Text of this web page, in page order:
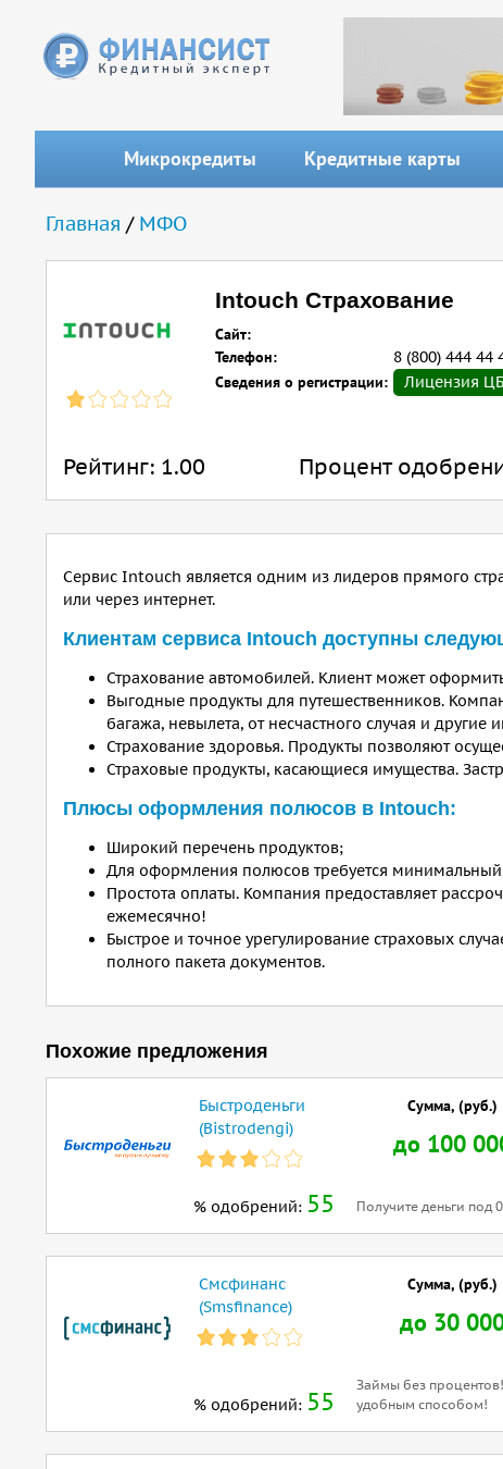
Микрокредиты Кредитные карты
Вы здесь
Главная / МФО
Intouch Страхование
Сайт:
Телефон:
8 (800) 444 44
Сведения о регистрации:
Лицензия
Рейтинг: 1.00 Процент
Сервис Intouch является одним из лидеров прямого
или через интернет.
Клиентам сервиса Intouch доступны
Страхование автомобилей. Клиент может
Выгодные продукты для путешественников.
багажа, невылета, от несчастного случая и
Страхование здоровья. Продукты позволяют
Страховые продукты, касающиеся имущества.
Плюсы оформления полюсов в Intouch:
Широкий перечень продуктов;
Для оформления полюсов требуется минимальный
Простота оплаты. Компания предоставляет
ежемесячно!
Быстрое и точное урегулирование страховых
полного пакета документов.
Похожие предложения
Быстроденьги
(Bistrodengi)
% одобрений: 55
Сумма, (руб.)
до 100
Получите деньги под
Смсфинанс
(Smsfinance)
% одобрений: 55
Сумма, (руб.)
до 30
Займы без
удобным способом!